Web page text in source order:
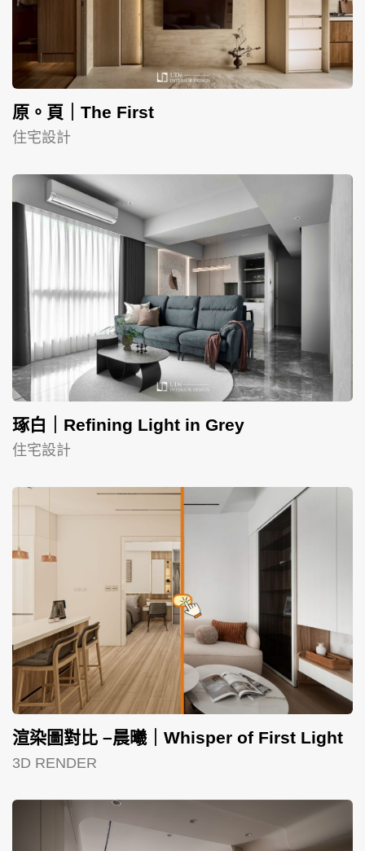
原。頁｜The First
住宅設計
琢白｜Refining Light in Grey
住宅設計
渲染圖對比 –晨曦｜Whisper of First Light
3D RENDER